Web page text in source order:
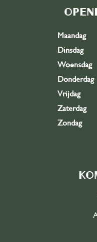
Maandag
Dinsdag
Woensdag
Donderdag
Vrijdag
Zaterdag
Zondag